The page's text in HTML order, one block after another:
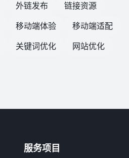
外链发布
链接资源
移动端体验
移动端适配
关键词优化
网站优化
服务项目